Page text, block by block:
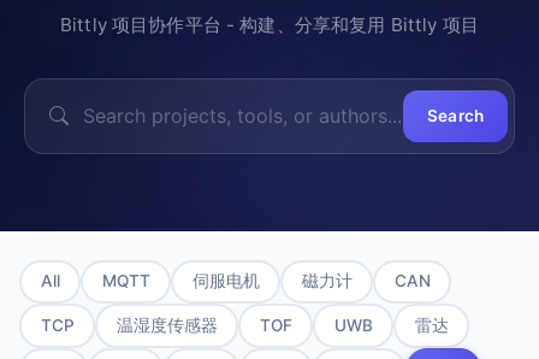
Bittly 项目协作平台 - 构建、分享和复用 Bittly 项目
Search
All MQTT 伺服电机 磁力计 CAN
TCP 温湿度传感器 TOF UWB 雷达